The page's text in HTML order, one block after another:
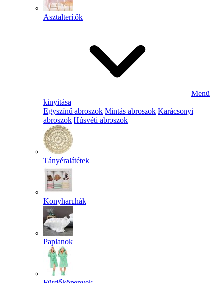
Asztalterítők
Menü
kinyitása
Egyszínű abroszok Mintás abroszok Karácsonyi
abroszok Húsvéti abroszok
Tányéralátétek
Konyharuhák
Paplanok